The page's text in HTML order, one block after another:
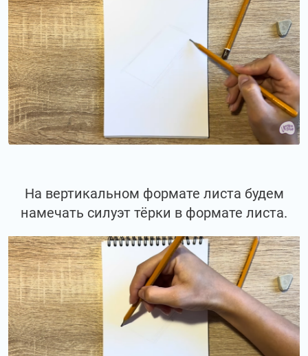
На вертикальном формате листа будем
намечать силуэт тёрки в формате листа.